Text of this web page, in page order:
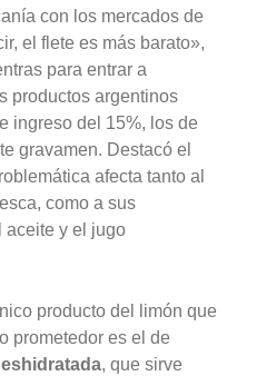
con los mercados de
el flete es más barato»,
para entrar a
productos argentinos
ingreso del 15%, los de
gravamen. Destacó el
afecta tanto al
como a sus
aceite y el jugo
producto del limón que
prometedor es el de
, que sirve